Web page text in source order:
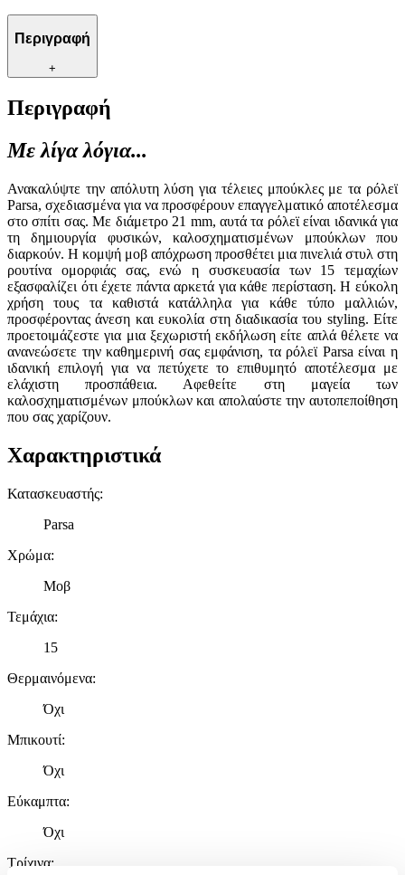
Περιγραφή
+
Περιγραφή
Με λίγα λόγια...
Ανακαλύψτε την απόλυτη λύση για τέλειες μπούκλες με τα ρόλεϊ
Parsa, σχεδιασμένα για να προσφέρουν επαγγελματικό αποτέλεσμα
στο σπίτι σας. Με διάμετρο 21 mm, αυτά τα ρόλεϊ είναι ιδανικά για
τη δημιουργία φυσικών, καλοσχηματισμένων μπούκλων που
διαρκούν. Η κομψή μοβ απόχρωση προσθέτει μια πινελιά στυλ στη
ρουτίνα ομορφιάς σας, ενώ η συσκευασία των 15 τεμαχίων
εξασφαλίζει ότι έχετε πάντα αρκετά για κάθε περίσταση. Η εύκολη
χρήση τους τα καθιστά κατάλληλα για κάθε τύπο μαλλιών,
προσφέροντας άνεση και ευκολία στη διαδικασία του styling. Είτε
προετοιμάζεστε για μια ξεχωριστή εκδήλωση είτε απλά θέλετε να
ανανεώσετε την καθημερινή σας εμφάνιση, τα ρόλεϊ Parsa είναι η
ιδανική επιλογή για να πετύχετε το επιθυμητό αποτέλεσμα με
ελάχιστη προσπάθεια. Αφεθείτε στη μαγεία των
καλοσχηματισμένων μπούκλων και απολαύστε την αυτοπεποίθηση
που σας χαρίζουν.
Χαρακτηριστικά
Κατασκευαστής:
Parsa
Χρώμα:
Μοβ
Τεμάχια:
15
Θερμαινόμενα:
Όχι
Μπικουτί:
Όχι
Εύκαμπτα:
Όχι
Τρίχινα: